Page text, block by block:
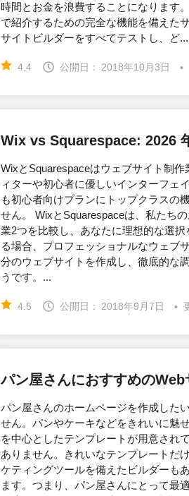
時間とお金を浪費することになります
で紹介するための完全な機能を備えた
サイトビルダーをすべてテストし、ど...
4.4 公開日： 2018年10月3日
Wix vs Squarespace: 2026
WixとSquarespaceはウェブサイト制
ィターや初心者に優しいインターフェ
も初心者向けプランにトップクラスの
せん。 WixとSquarespaceは、私たち
業2つを比較し、あなたに理想的な選
る場合、プロフェッショナルなウェブ
分のウェブサイトを作成し、徹底的な
うです。...
4.5 公開日： 2018年9月7日
パン屋さんにおすすめの
パン屋さんのホームページを作成した
せん。パンやケーキなどをきれいに魅
を中心としたテンプレートが用意され
ありません。きれいなテンプレートだ
ケティングツールを備えたビルダーも
ます。つまり、パン屋さんにとって最